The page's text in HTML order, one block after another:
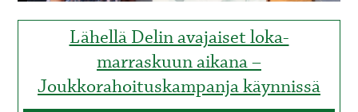
Lähellä Delin avajaiset loka-
marraskuun aikana –
Joukkorahoituskampanja käynnissä